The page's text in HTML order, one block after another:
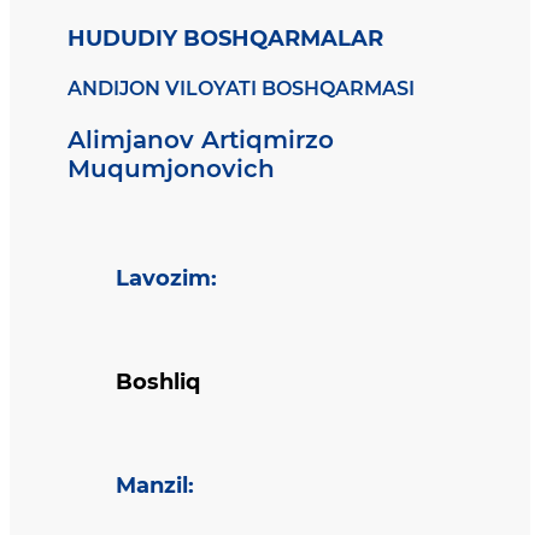
HUDUDIY BOSHQARMALAR
ANDIJON VILOYATI BOSHQARMASI
Alimjanov Artiqmirzo
Muqumjonovich
Lavozim:
Boshliq
Manzil :